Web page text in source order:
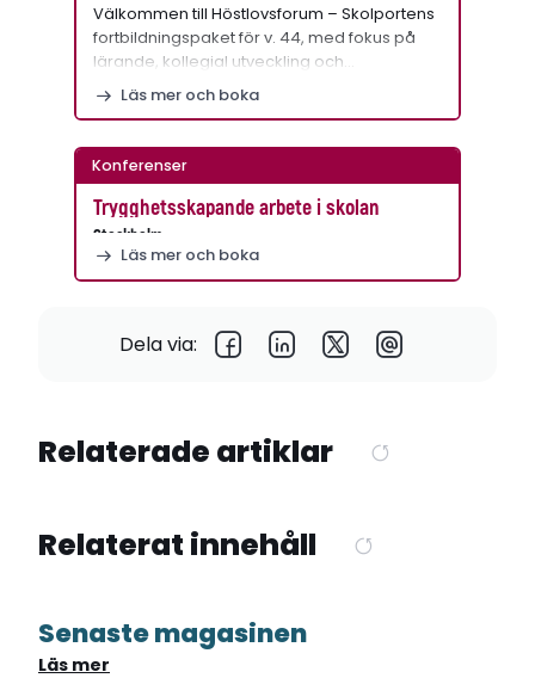
Välkommen till Höstlovsforum – Skolportens
fortbildningspaket för v. 44, med fokus på
lärande, kollegial utveckling och…
Läs mer och boka
Konferenser
Trygghetsskapande arbete i skolan
Stockholm
Läs mer och boka
Dela via:
Relaterade artiklar
Relaterat innehåll
Senaste magasinen
Läs mer